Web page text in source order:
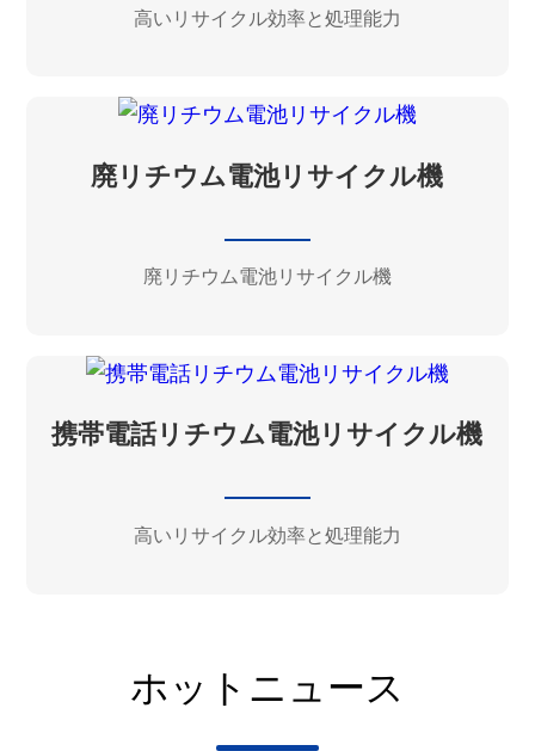
高いリサイクル効率と処理能力
廃リチウム電池リサイクル機
廃リチウム電池リサイクル機
携帯電話リチウム電池リサイクル機
高いリサイクル効率と処理能力
ホットニュース